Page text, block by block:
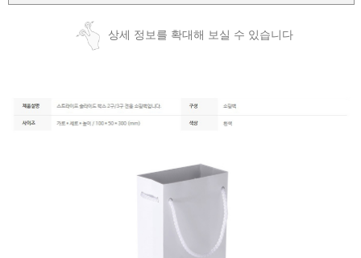
상세 정보를 확대해 보실 수 있습니다